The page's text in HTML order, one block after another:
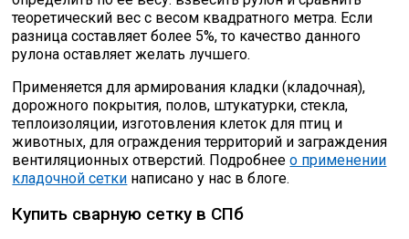
теоретический вес с весом квадратного метра. Если
разница составляет более 5%, то качество данного
рулона оставляет желать лучшего.
Применяется для армирования кладки (кладочная),
дорожного покрытия, полов, штукатурки, стекла,
теплоизоляции, изготовления клеток для птиц и
животных, для ограждения территорий и заграждения
вентиляционных отверстий. Подробнеео применении
кладочной сетки написано у нас в блоге.
Купить сварную сетку в СПб